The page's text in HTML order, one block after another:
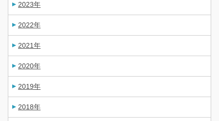
2023年
2022年
2021年
2020年
2019年
2018年